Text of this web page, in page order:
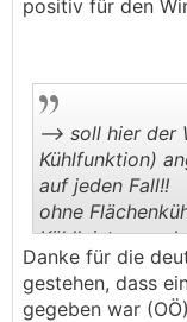
positiv für den
--> soll hier der
Kühlfunktion)
auf jeden Fall!!
ohne
Kühlleistung
trotzdem 100x
Danke für die
gestehen, dass
gegeben war